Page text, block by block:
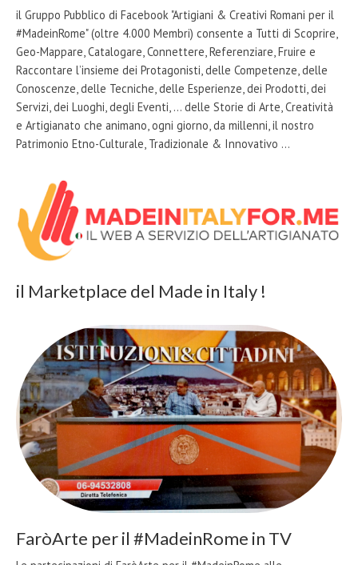
il Gruppo Pubblico di Facebook "Artigiani & Creativi Romani per il
#MadeinRome" (oltre 4.000 Membri) consente a Tutti di Scoprire,
Geo-Mappare, Catalogare, Connettere, Referenziare, Fruire e
Raccontare l’insieme dei Protagonisti, delle Competenze, delle
Conoscenze, delle Tecniche, delle Esperienze, dei Prodotti, dei
Servizi, dei Luoghi, degli Eventi, … delle Storie di Arte, Creatività
e Artigianato che animano, ogni giorno, da millenni, il nostro
Patrimonio Etno-Culturale, Tradizionale & Innovativo …
il Marketplace del Made in Italy !
FaròArte per il #MadeinRome in TV